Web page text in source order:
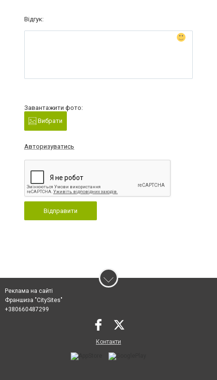
Відгук:
Завантажити фото:
Вибрати
Авторизуватись
Відправити
Реклама на сайті
Франшиза "CitySites"
+380660487299
Контакти